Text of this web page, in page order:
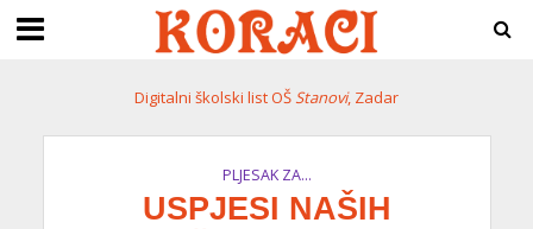
Digitalni školski list OŠStanovi, Zadar
PLJESAK ZA...
USPJESI NAŠIH